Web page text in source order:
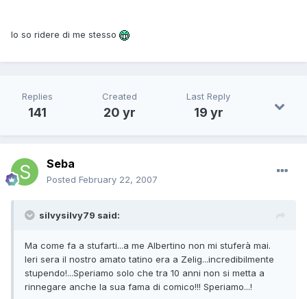
Io so ridere di me stesso
Replies
141
Created
20 yr
Last Reply
19 yr
Seba
Posted February 22, 2007
silvysilvy79 said:
Ma come fa a stufarti...a me Albertino non mi stuferà mai.
Ieri sera il nostro amato tatino era a Zelig...incredibilmente
stupendo!...Speriamo solo che tra 10 anni non si metta a
rinnegare anche la sua fama di comico!!! Speriamo...!